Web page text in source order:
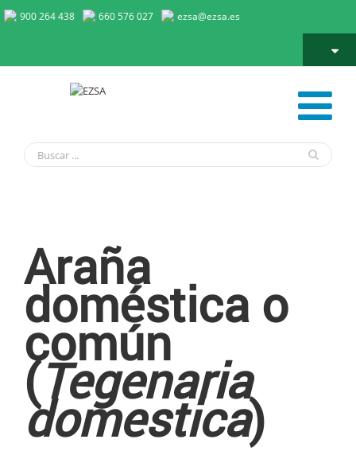
900 264 438 660 576 027 ezsa@ezsa.es
Araña
doméstica o
común
(Tegenaria
domestica)